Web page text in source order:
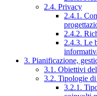
2.4. Privacy
2.4.1.
2.4.2.
2.4.3. Le
3. Pianificazione,
3.1. Obiettivi
3.2. Tipologie
3.2.1.